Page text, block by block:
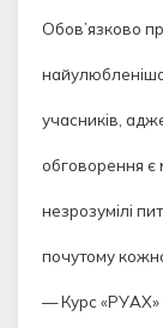
Обов’язково
учасників,
обговорення є
незрозумілі
почутому
— Курс «РУАХ»